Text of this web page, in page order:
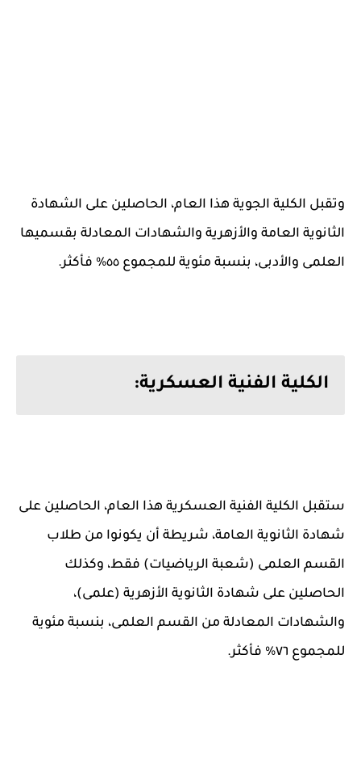
وتقبل الكلية الجوية هذا العام، الحاصلين على الشهادة
الثانوية العامة والأزهرية والشهادات المعادلة بقسميها
‏العلمى والأدبى، بنسبة مئوية للمجموع ٥٥% فأكثر.
الكلية الفنية العسكرية:
ستقبل الكلية الفنية العسكرية هذا العام، الحاصلين على
شهادة الثانوية العامة، شريطة أن يكونوا من طلاب
القسم العلمى (شعبة الرياضيات) ‏فقط، وكذلك
الحاصلين على شهادة الثانوية الأزهرية (علمى)،
والشهادات المعادلة من القسم العلمى، بنسبة مئوية
للمجموع ٧٦% فأكثر.‏